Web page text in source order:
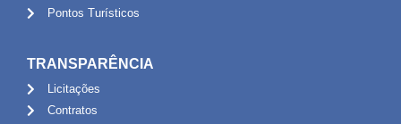
Pontos Turísticos
TRANSPARÊNCIA
Licitações
Contratos